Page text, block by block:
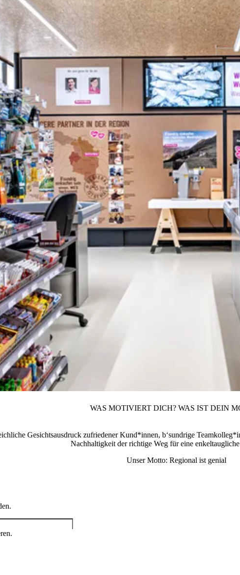
WAS MOTIVIERT DICH? WAS IST DEIN
Gesichtsausdruck zufriedener Kund*innen, b‘sundrige
Nachhaltigkeit der richtige Weg für eine
Unser Motto: Regional ist genial